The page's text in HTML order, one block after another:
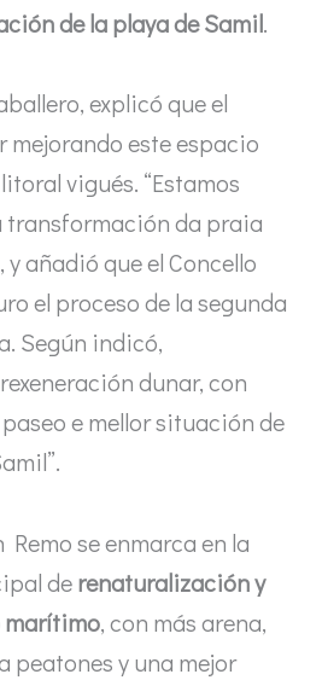
de la playa de Samil.
explicó que el
mejorando este espacio
vigués. “Estamos
da praia
y añadió que el Concello
el proceso de la segunda
Según indicó,
dunar, con
e mellor situación de
Remo se enmarca en la
derenaturalización y
marítimo, con más arena,
peatones y una mejor